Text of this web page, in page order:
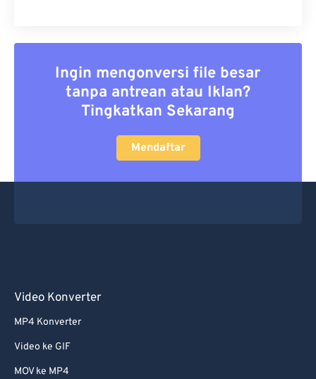
Ingin mengonversi file besar
tanpa antrean atau Iklan?
Tingkatkan Sekarang
Mendaftar
Video Konverter
MP4 Konverter
Video ke GIF
MOV ke MP4